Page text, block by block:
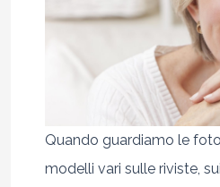
Quando guardiamo le
modelli vari sulle riviste,